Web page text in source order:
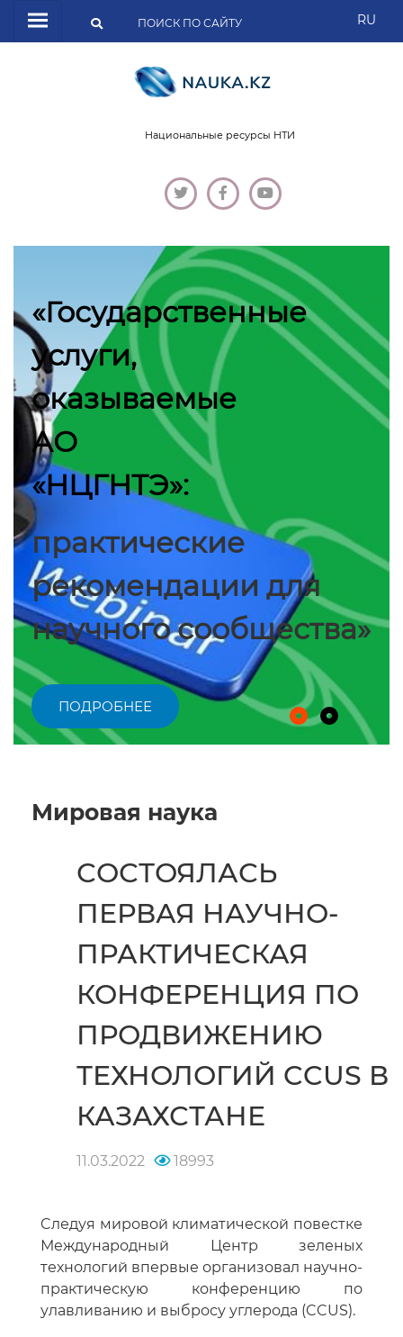
RU
Национальные ресурсы НТИ
«Государственные
услуги,
оказываемые
АО
«НЦГНТЭ»:
практические
рекомендации для
научного сообщества»
ПОДРОБНЕЕ
Мировая наука
СОСТОЯЛАСЬ
ПЕРВАЯ НАУЧНО-
ПРАКТИЧЕСКАЯ
КОНФЕРЕНЦИЯ ПО
ПРОДВИЖЕНИЮ
ТЕХНОЛОГИЙ CCUS В
КАЗАХСТАНЕ
11.03.2022 18993
Cледуя мировой климатической повестке
Международный Центр зеленых
технологий впервые организовал научно-
практическую конференцию по
улавливанию и выбросу углерода (CCUS).